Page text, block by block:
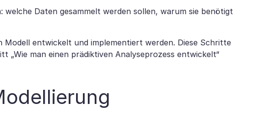
Daten gesammelt werden sollen, warum sie benötigt
entwickelt und implementiert werden. Diese Schritte
„Wie man einen prädiktiven Analyseprozess entwickelt“